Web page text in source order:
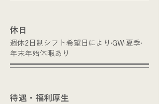
​休日
週休2日制シフト希望日により·GW·夏季·
年末年始休暇あり
​待遇・福利厚生